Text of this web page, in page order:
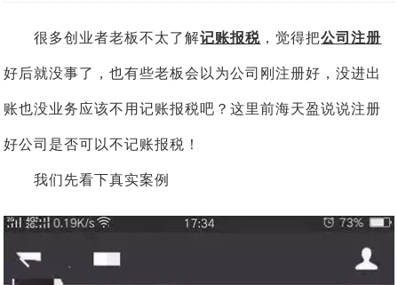
很多创业者老板不太了解记账报税 ，觉得把公司注册
好后就没事了，也有些老板会以为公司刚注册好，没进出
账也没业务应该不用记账报税吧？这里前海天盈说说注册
好公司是否可以不记账报税！
我们先看下真实案例